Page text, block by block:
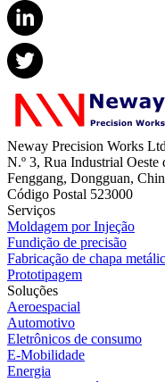
Neway Precision Works
N.º 3, Rua Industrial Oeste
Fenggang, Dongguan,
Código Postal 523000
Serviços
Moldagem por Injeção
Fundição de precisão
Fabricação de chapa
Prototipagem
Soluções
Aeroespacial
Automotivo
Eletrônicos de consumo
E-Mobilidade
Energia